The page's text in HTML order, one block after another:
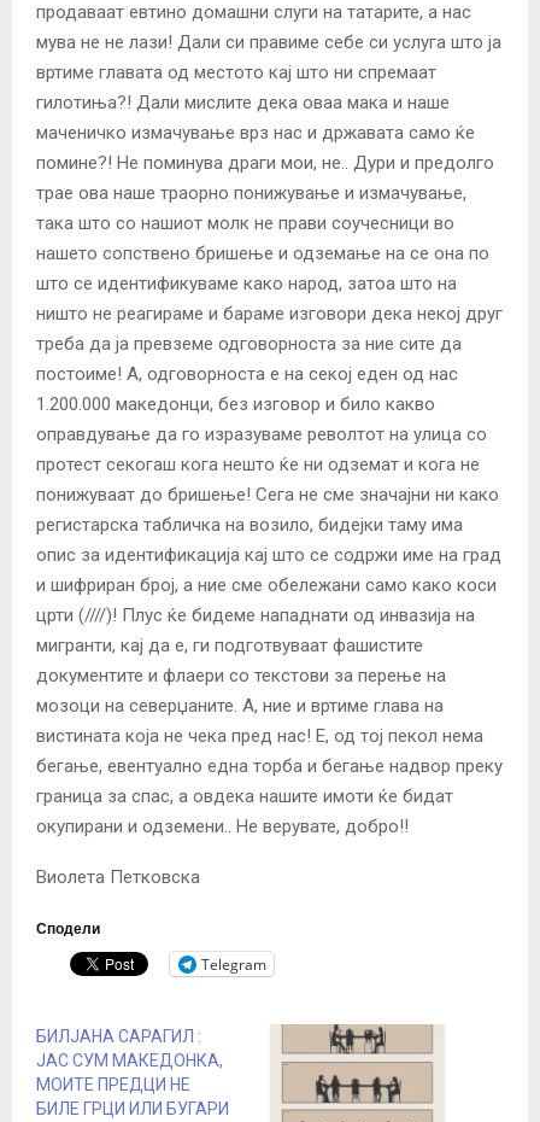
продаваат евтино домашни слуги на татарите, а нас
мува не не лази! Дали си правиме себе си услуга што ја
вртиме главата од местото кај што ни спремаат
гилотиња?! Дали мислите дека оваа мака и наше
маченичко измачување врз нас и државата само ќе
помине?! Не поминува драги мои, не.. Дури и предолго
трае ова наше траорно понижување и измачување,
така што со нашиот молк не прави соучесници во
нашето сопствено бришење и одземање на се она по
што се идентификуваме како народ, затоа што на
ништо не реагираме и бараме изговори дека некој друг
треба да ја превземе одговорноста за ние сите да
постоиме! А, одговорноста е на секој еден од нас
1.200.000 македонци, без изговор и било какво
оправдување да го изразуваме револтот на улица со
протест секогаш кога нешто ќе ни одземат и кога не
понижуваат до бришење! Сега не сме значајни ни како
регистарска табличка на возило, бидејки таму има
опис за идентификација кај што се содржи име на град
и шифриран број, а ние сме обележани само како коси
црти (////)! Плус ќе бидеме нападнати од инвазија на
мигранти, кај да е, ги подготвуваат фашистите
документите и флаери со текстови за перење на
мозоци на северџаните. А, ние и вртиме глава на
вистината која не чека пред нас! Е, од тој пекол нема
бегање, евентуално една торба и бегање надвор преку
граница за спас, а овдека нашите имоти ќе бидат
окупирани и одземени.. Не верувате, добро!!
Виолета Петковска
Сподели
Telegram
БИЛЈАНА САРАГИЛ :
ЈАС СУМ МАКЕДОНКА,
МОИТЕ ПРЕДЦИ НЕ
БИЛЕ ГРЦИ ИЛИ БУГАРИ